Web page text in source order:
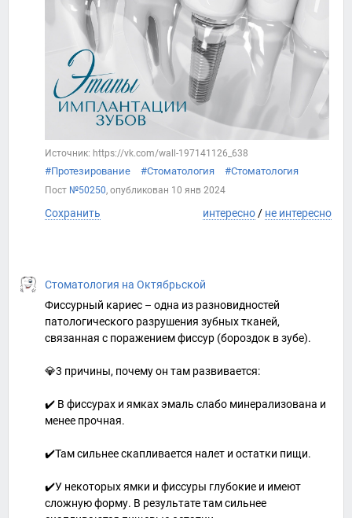
Источник: https://vk.com/wall-197141126_638
#Протезирование #Стоматология #Стоматология
Пост №50250, опубликован 10 янв 2024
Сохранить интересно/ не интересно
Стоматология на Октябрьской
Фиссурный кариес – одна из разновидностей
патологического разрушения зубных тканей,
связанная с поражением фиссур (бороздок в зубе).
💎3 причины, почему он там развивается:
✔️ В фиссурах и ямках эмаль слабо минерализована и
менее прочная.
✔️Там сильнее скапливается налет и остатки пищи.
✔️У некоторых ямки и фиссуры глубокие и имеют
сложную форму. В результате там сильнее